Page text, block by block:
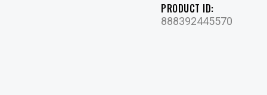
PRODUCT ID:
888392445570